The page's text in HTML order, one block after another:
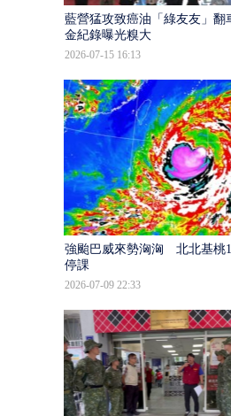
藍營猛攻致癌油「綠友友」翻
金紀錄曝光糗大
2026-07-15 16:13
強颱巴威來勢洶洶 北北基桃
停課
2026-07-09 22:33